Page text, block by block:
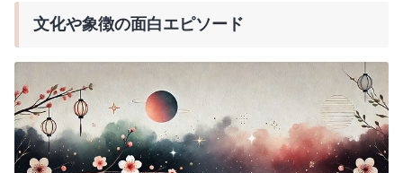
文化や象徴の面白エピソード